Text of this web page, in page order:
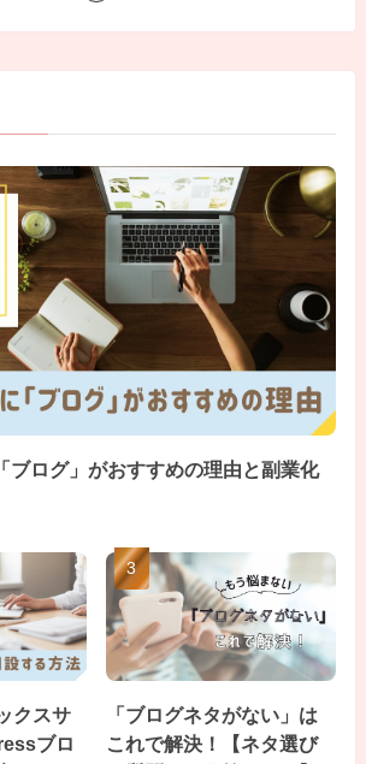
ブログ」がおすすめの理由と副業化
クスサ
ブロ
「ブログネタがない」は
これで解決！【ネタ選び